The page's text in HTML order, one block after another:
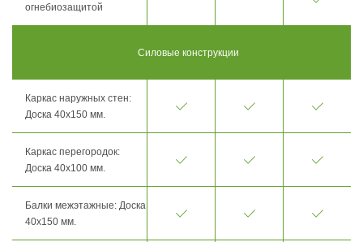
огнебиозащитой
Силовые конструкции
Каркас наружных стен:
Доска 40х150 мм.
Каркас перегородок:
Доска 40х100 мм.
Балки межэтажные: Доска
40х150 мм.